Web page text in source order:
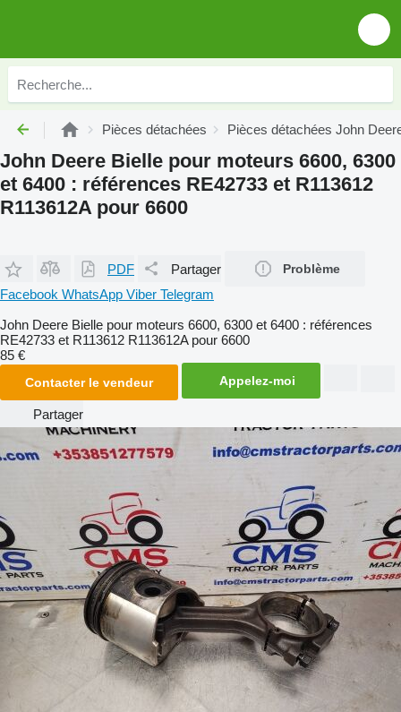
Pièces détachées Pièces détachées John
John Deere Bielle pour moteurs 6600, 6300
et 6400 : références RE42733 et R113612
R113612A pour 6600
PDF Partager Problème
Facebook WhatsApp Viber Telegram
John Deere Bielle pour moteurs 6600, 6300 et 6400 : références
RE42733 et R113612 R113612A pour 6600
85 €
Contacter le vendeur Appelez-moi
Partager